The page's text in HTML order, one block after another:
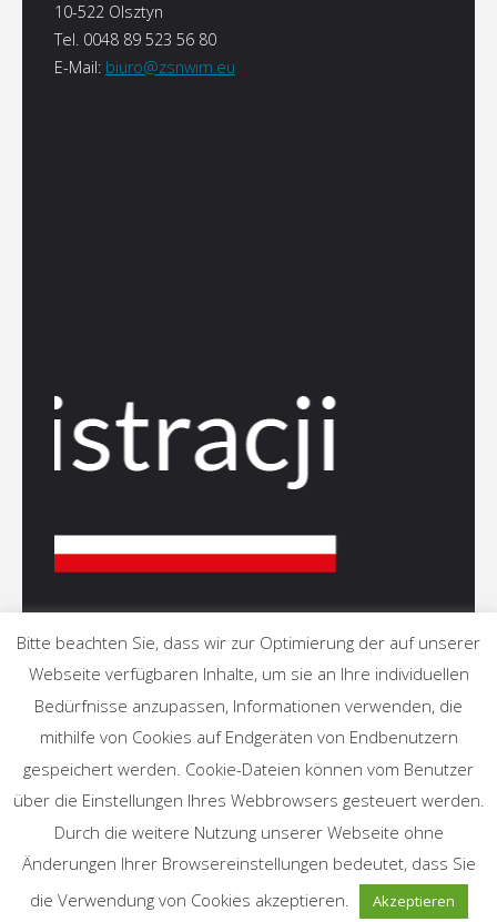
10-522 Olsztyn
Tel. 0048 89 523 56 80
E-Mail: biuro@zsnwim.eu
©2022 Verband der deutschen Gesellschaften in Ermland und
Masuren
Bitte beachten Sie, dass wir zur Optimierung der auf unserer
Webseite verfügbaren Inhalte, um sie an Ihre individuellen
Bedürfnisse anzupassen, Informationen verwenden, die
mithilfe von Cookies auf Endgeräten von Endbenutzern
gespeichert werden. Cookie-Dateien können vom Benutzer
über die Einstellungen Ihres Webbrowsers gesteuert werden.
Durch die weitere Nutzung unserer Webseite ohne
Änderungen Ihrer Browsereinstellungen bedeutet, dass Sie
die Verwendung von Cookies akzeptieren.
Akzeptieren